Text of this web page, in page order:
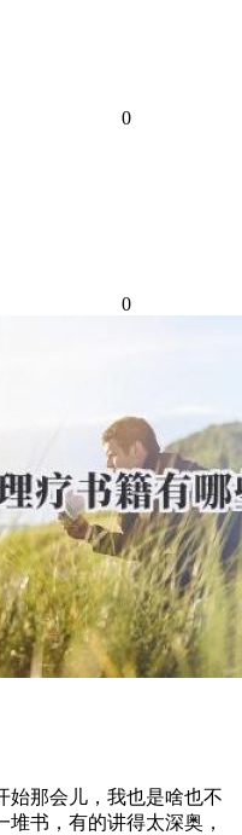
0
0
始那会儿，我也是啥也不
书，有的讲得太深奥，